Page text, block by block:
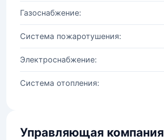
Газоснабжение:
Система пожаротушения:
Электроснабжение:
Система отопления:
Управляющая компания